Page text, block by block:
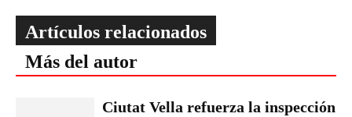
Artículos relacionados
Más del autor
Ciutat Vella refuerza la inspección